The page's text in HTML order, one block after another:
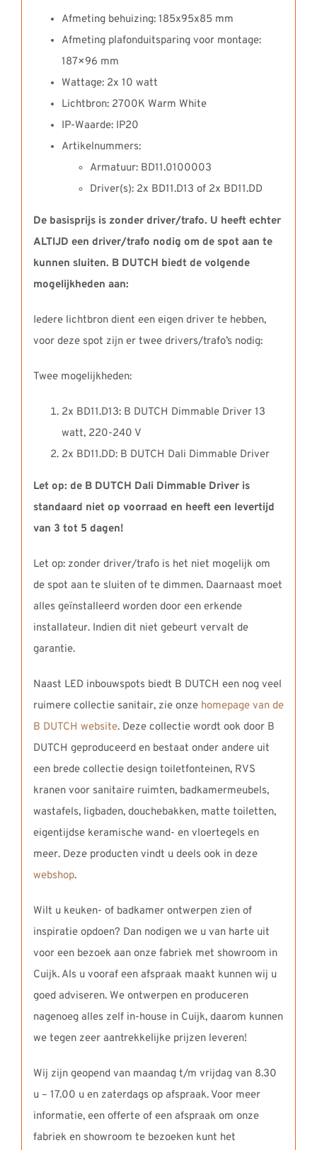
Afmeting behuizing: 185x95x85 mm
Afmeting plafonduitsparing voor montage:
187×96 mm
Wattage: 2x 10 watt
Lichtbron: 2700K Warm White
IP-Waarde: IP20
Artikelnummers:
Armatuur: BD11.0100003
Driver(s): 2x BD11.D13 of 2x BD11.DD
De basisprijs is zonder driver/trafo. U heeft echter
ALTIJD een driver/trafo nodig om de spot aan te
kunnen sluiten. B DUTCH biedt de volgende
mogelijkheden aan:
Iedere lichtbron dient een eigen driver te hebben,
voor deze spot zijn er twee drivers/trafo’s nodig:
Twee mogelijkheden:
2x BD11.D13: B DUTCH Dimmable Driver 13
watt, 220-240 V
2x BD11.DD: B DUTCH Dali Dimmable Driver
Let op: de B DUTCH Dali Dimmable Driver is
standaard niet op voorraad en heeft een levertijd
van 3 tot 5 dagen!
Let op: zonder driver/trafo is het niet mogelijk om
de spot aan te sluiten of te dimmen. Daarnaast moet
alles geïnstalleerd worden door een erkende
installateur. Indien dit niet gebeurt vervalt de
garantie.
Naast LED inbouwspots biedt B DUTCH een nog veel
ruimere collectie sanitair, zie onze homepage van de
B DUTCH website. Deze collectie wordt ook door B
DUTCH geproduceerd en bestaat onder andere uit
een brede collectie design toiletfonteinen, RVS
kranen voor sanitaire ruimten, badkamermeubels,
wastafels, ligbaden, douchebakken, matte toiletten,
eigentijdse keramische wand- en vloertegels en
meer. Deze producten vindt u deels ook in deze
webshop.
Wilt u keuken- of badkamer ontwerpen zien of
inspiratie opdoen? Dan nodigen we u van harte uit
voor een bezoek aan onze fabriek met showroom in
Cuijk. Als u vooraf een afspraak maakt kunnen wij u
goed adviseren. We ontwerpen en produceren
nagenoeg alles zelf in-house in Cuijk, daarom kunnen
we tegen zeer aantrekkelijke prijzen leveren!
Wij zijn geopend van maandag t/m vrijdag van 8.30
u – 17.00 u en zaterdags op afspraak. Voor meer
informatie, een offerte of een afspraak om onze
fabriek en showroom te bezoeken kunt het